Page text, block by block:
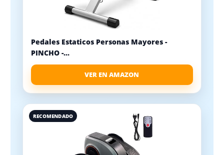
Pedales Estaticos Personas Mayores -
PINCHO -...
VER EN AMAZON
RECOMENDADO